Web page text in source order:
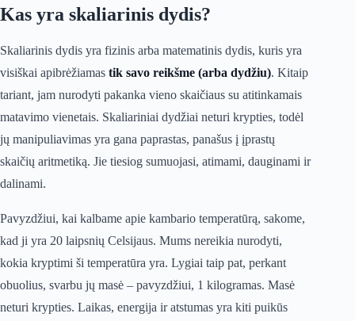
Kas yra skaliarinis dydis?
Skaliarinis dydis yra fizinis arba matematinis dydis, kuris yra
visiškai apibrėžiamas tik savo reikšme (arba dydžiu). Kitaip
tariant, jam nurodyti pakanka vieno skaičiaus su atitinkamais
matavimo vienetais. Skaliariniai dydžiai neturi krypties, todėl
jų manipuliavimas yra gana paprastas, panašus į įprastų
skaičių aritmetiką. Jie tiesiog sumuojasi, atimami, dauginami ir
dalinami.
Pavyzdžiui, kai kalbame apie kambario temperatūrą, sakome,
kad ji yra 20 laipsnių Celsijaus. Mums nereikia nurodyti,
kokia kryptimi ši temperatūra yra. Lygiai taip pat, perkant
obuolius, svarbu jų masė – pavyzdžiui, 1 kilogramas. Masė
neturi krypties. Laikas, energija ir atstumas yra kiti puikūs